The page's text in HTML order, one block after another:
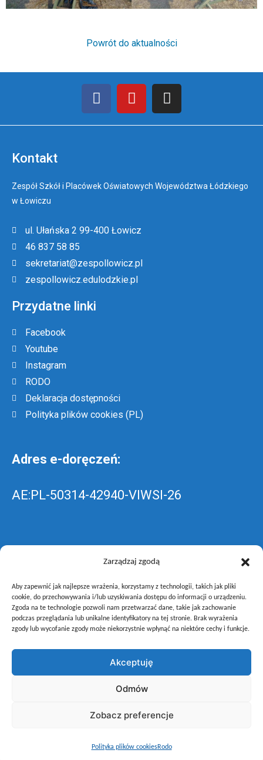
Zarządzaj zgodą
Aby zapewnić jak najlepsze wrażenia, korzystamy z technologii, takich jak pliki
cookie, do przechowywania i/lub uzyskiwania dostępu do informacji o urządzeniu.
Zgoda na te technologie pozwoli nam przetwarzać dane, takie jak zachowanie
podczas przeglądania lub unikalne identyfikatory na tej stronie. Brak wyrażenia
zgody lub wycofanie zgody może niekorzystnie wpłynąć na niektóre cechy i funkcje.
Akceptuję
Odmów
Zobacz preferencje
Polityka plików cookiesRodo
Powrót do aktualności
Kontakt
Zespół Szkół i Placówek Oświatowych Województwa Łódzkiego
w Łowiczu
ul. Ułańska 2 99-400 Łowicz
46 837 58 85
sekretariat@zespollowicz.pl
zespollowicz.edulodzkie.pl
Przydatne linki
Facebook
Youtube
Instagram
RODO
Deklaracja dostępności
Polityka plików cookies (PL)
Adres e-doręczeń:
AE:PL-50314-42940-VIWSI-26
Skrzynka EPUAP: ZespolLowicz
wyślij pismo ogólne do szkoły –poprzez
gov.pl
Copyright © Zespół Szkół i Placówek Oświatowych Województwa